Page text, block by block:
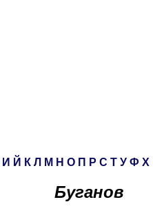
И Й К Л М Н О П Р С Т У Ф Х
Буганов